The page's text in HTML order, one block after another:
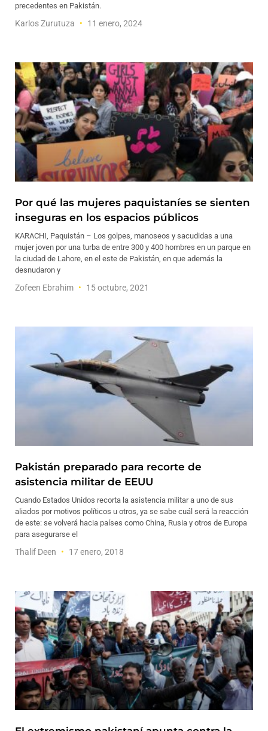
precedentes en Pakistán.
Karlos Zurutuza 11 enero, 2024
Por qué las mujeres paquistaníes se sienten
inseguras en los espacios públicos
KARACHI, Paquistán – Los golpes, manoseos y sacudidas a una
mujer joven por una turba de entre 300 y 400 hombres en un parque en
la ciudad de Lahore, en el este de Pakistán, en que además la
desnudaron y
Zofeen Ebrahim 15 octubre, 2021
Pakistán preparado para recorte de
asistencia militar de EEUU
Cuando Estados Unidos recorta la asistencia militar a uno de sus
aliados por motivos políticos u otros, ya se sabe cuál será la reacción
de este: se volverá hacia países como China, Rusia y otros de Europa
para asegurarse el
Thalif Deen 17 enero, 2018